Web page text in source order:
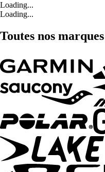
Loading...
Loading...
Toutes nos marques